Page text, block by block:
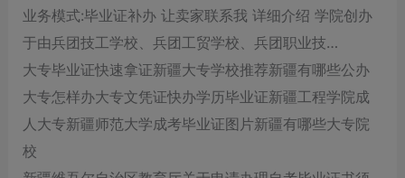
业务模式:毕业证补办 让卖家联系我 详细介绍 学院创办
于由兵团技工学校、兵团工贸学校、兵团职业技…
大专毕业证快速拿证新疆大专学校推荐新疆有哪些公办
大专怎样办大专文凭证快办学历毕业证新疆工程学院成
人大专新疆师范大学成考毕业证图片新疆有哪些大专院
校